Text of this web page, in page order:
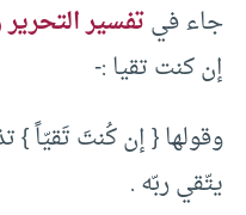
جاء فيتفسير التحرير
إن كنت تقيا :-
وقولها { إن كُنتَ تَقيّاً }
يتّقي ربّه .